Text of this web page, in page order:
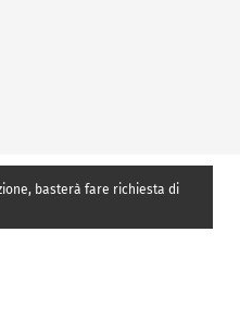
basterà fare richiesta di